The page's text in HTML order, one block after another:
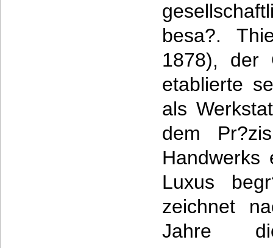
besa?.
1878), der
etablierte
als
dem
Handwerks
Luxus
zeichnet
Jahre